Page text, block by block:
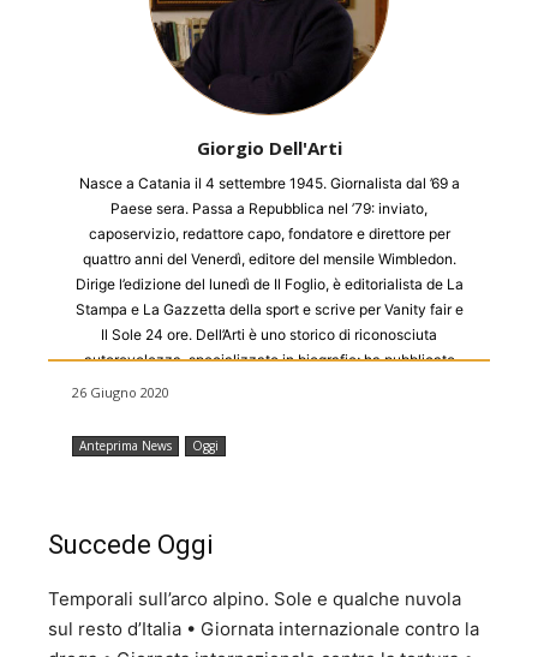
Giorgio Dell'Arti
Nasce a Catania il 4 settembre 1945. Giornalista dal ’69 a
Paese sera. Passa a Repubblica nel ’79: inviato,
caposervizio, redattore capo, fondatore e direttore per
quattro anni del Venerdì, editore del mensile Wimbledon.
Dirige l’edizione del lunedì de Il Foglio, è editorialista de La
Stampa e La Gazzetta della sport e scrive per Vanity fair e
Il Sole 24 ore. Dell’Arti è uno storico di riconosciuta
autorevolezza, specializzato in biografie; ha pubblicato
(fra gli altri) L’uomo di fiducia (1999), Il giorno prima del
viventi - 7247 italiani notevoli (2008, riedizione de
Catalogo dei viventi - 5062 italiani notevoli, 2006). Tra gli
tenerezza (2013); I nuovi venuti (2014); Moravia. Sono
vivo, sono morto (2015); Bibbia pagana (2016).
26 Giugno 2020
Anteprima News Oggi
Succede Oggi
Temporali sull’arco alpino. Sole e qualche nuvola
sul resto d’Italia • Giornata internazionale contro la